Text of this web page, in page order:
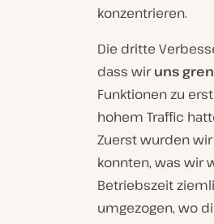
konzentrieren.
Die dritte
dass wiruns
Funktionen zu
hohem Traffic
Zuerst wurden
konnten, was wir
Betriebszeit
umgezogen, wo